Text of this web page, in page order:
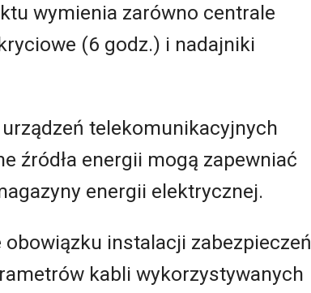
wymienia zarówno centrale
(6 godz.) i nadajniki
telekomunikacyjnych
źródła energii mogą zapewniać
energii elektrycznej.
instalacji zabezpieczeń
kabli wykorzystywanych